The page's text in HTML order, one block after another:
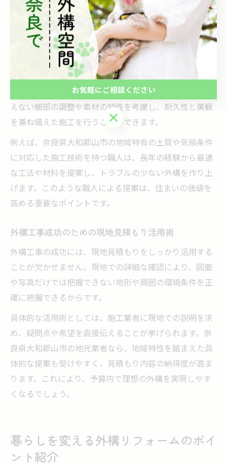
た適切なアドバイスも受けられるため、アフターフォロ
ーの充実は非常に価値があります。
経験豊かな職人による高品質な外構工事提案
高品質な外構工事を実現するためには、経験豊かな職人
の技術力が不可欠です。熟練の職人は設計図だけでは見
えない細部の調整や素材の特性を考慮し、耐久性と美観
を兼ね備えた施工を行うことができます。
例えば、奈良県大和郡山市の地域特有の土質や気候条件
に対応した施工技術を持つ職人は、長年の経験から最適
な工法や材料を提案し、トラブルの少ない外構を作り上
げます。このような職人による提案は、住まいの価値を
高める重要なポイントです。
外構工事成功のための現地見積もり活用術
外構工事の成功には、現地見積もりをしっかり活用する
ことが欠かせません。現地での詳細な確認により、図面
や写真だけでは把握できない地形や周囲の環境条件を正
確に把握できるからです。
具体的な活用術としては、施工業者に現地での説明を求
め、疑問点や希望を直接伝えることが挙げられます。奈
良県大和郡山市の地元業者なら、地域特性を踏まえた具
体的な提案も受けやすく、見積もり内容の納得度が高ま
ります。これにより、予算内で理想の外構を実現しやす
くなるでしょう。
暮らしを変える外構リフォームのポイ
ント紹介
お気軽にご相談ください
お気軽にご相談ください